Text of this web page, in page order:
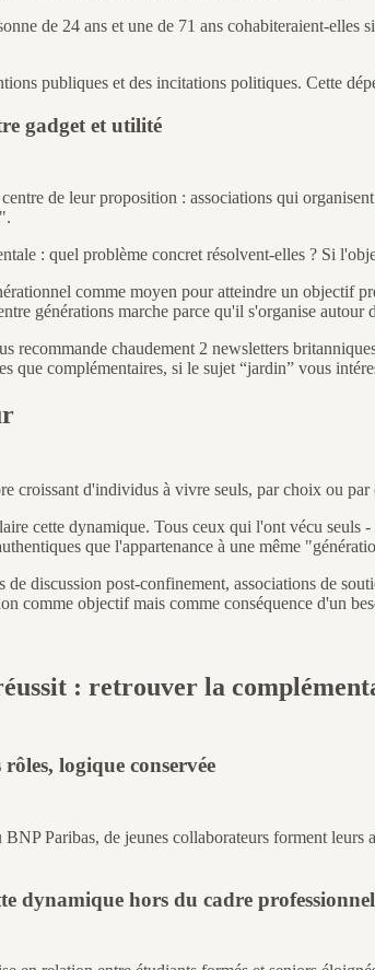
de 24 ans et une de 71 ans cohabiteraient-
publiques et des incitations politiques. Cette
gadget et utilité
de leur proposition : associations qui
: quel problème concret résolvent-elles ? Si
comme moyen pour atteindre un objectif
générations marche parce qu'il s'organise autour
recommande chaudement 2 newsletters
que complémentaires, si le sujet “jardin” vous
croissant d'individus à vivre seuls, par choix ou
cette dynamique. Tous ceux qui l'ont vécu seuls
que l'appartenance à une même
discussion post-confinement, associations de
comme objectif mais comme conséquence d'un
: retrouver la
logique conservée
Paribas, de jeunes collaborateurs forment
dynamique hors du cadre professionnel